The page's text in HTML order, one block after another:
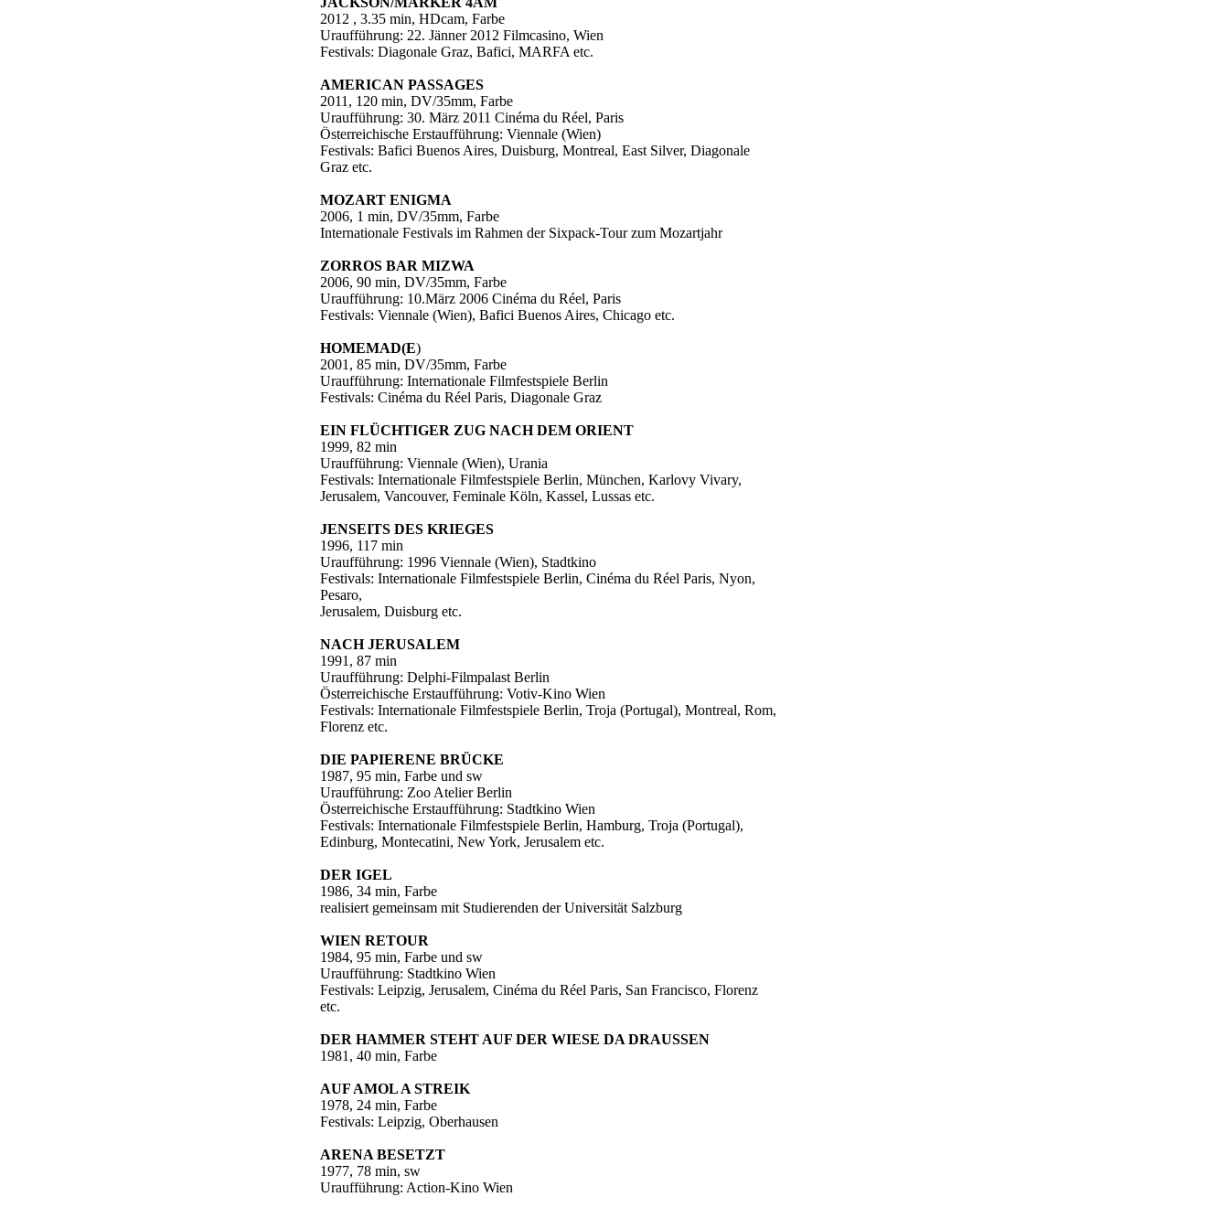
2012 , 3.35 min, HDcam, Farbe
Uraufführung: 22. Jänner 2012 Filmcasino, Wien
Festivals: Diagonale Graz, Bafici, MARFA etc.
AMERICAN PASSAGES
2011, 120 min, DV/35mm, Farbe
Uraufführung: 30. März 2011 Cinéma du Réel, Paris
Österreichische Erstaufführung: Viennale (Wien)
Festivals: Bafici Buenos Aires, Duisburg, Montreal, East Silver, Diagonale
Graz etc.
MOZART ENIGMA
2006, 1 min, DV/35mm, Farbe
Internationale Festivals im Rahmen der Sixpack-Tour zum Mozartjahr
ZORROS BAR MIZWA
2006, 90 min, DV/35mm, Farbe
Uraufführung: 10.März 2006 Cinéma du Réel, Paris
Festivals: Viennale (Wien), Bafici Buenos Aires, Chicago etc.
HOMEMAD(E)
2001, 85 min, DV/35mm, Farbe
Uraufführung: Internationale Filmfestspiele Berlin
Festivals: Cinéma du Réel Paris, Diagonale Graz
EIN FLÜCHTIGER ZUG NACH DEM ORIENT
1999, 82 min
Uraufführung: Viennale (Wien), Urania
Festivals: Internationale Filmfestspiele Berlin, München, Karlovy Vivary,
Jerusalem, Vancouver, Feminale Köln, Kassel, Lussas etc.
JENSEITS DES KRIEGES
1996, 117 min
Uraufführung: 1996 Viennale (Wien), Stadtkino
Festivals: Internationale Filmfestspiele Berlin, Cinéma du Réel Paris, Nyon,
Pesaro,
Jerusalem, Duisburg etc.
NACH JERUSALEM
1991, 87 min
Uraufführung: Delphi-Filmpalast Berlin
Österreichische Erstaufführung: Votiv-Kino Wien
Festivals: Internationale Filmfestspiele Berlin, Troja (Portugal), Montreal, Rom,
Florenz etc.
DIE PAPIERENE BRÜCKE
1987, 95 min, Farbe und sw
Uraufführung: Zoo Atelier Berlin
Österreichische Erstaufführung: Stadtkino Wien
Festivals: Internationale Filmfestspiele Berlin, Hamburg, Troja (Portugal),
Edinburg, Montecatini, New York, Jerusalem etc.
DER IGEL
1986, 34 min, Farbe
realisiert gemeinsam mit Studierenden der Universität Salzburg
WIEN RETOUR
1984, 95 min, Farbe und sw
Uraufführung: Stadtkino Wien
Festivals: Leipzig, Jerusalem, Cinéma du Réel Paris, San Francisco, Florenz
etc.
DER HAMMER STEHT AUF DER WIESE DA DRAUSSEN
1981, 40 min, Farbe
AUF AMOL A STREIK
1978, 24 min, Farbe
Festivals: Leipzig, Oberhausen
ARENA BESETZT
1977, 78 min, sw
Uraufführung: Action-Kino Wien